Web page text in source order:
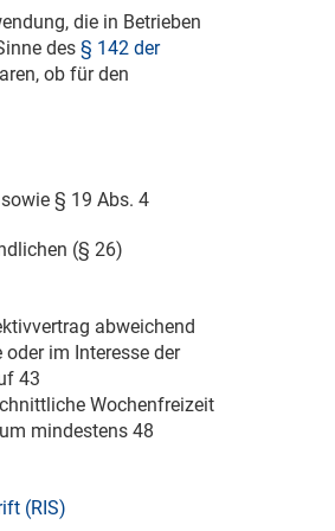
die in Betrieben
des § 142 der
ob für den
§ 19 Abs. 4
(§ 26)
abweichend
im Interesse der
43
Wochenfreizeit
mindestens 48
(RIS)